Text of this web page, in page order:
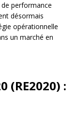
performance
désormais
opérationnelle
un marché en
(RE2020) :